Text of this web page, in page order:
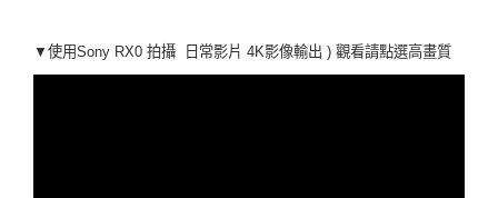
▼使用Sony RX0 拍攝 日常影片 4K影像輸出 ) 觀看請點選高畫質